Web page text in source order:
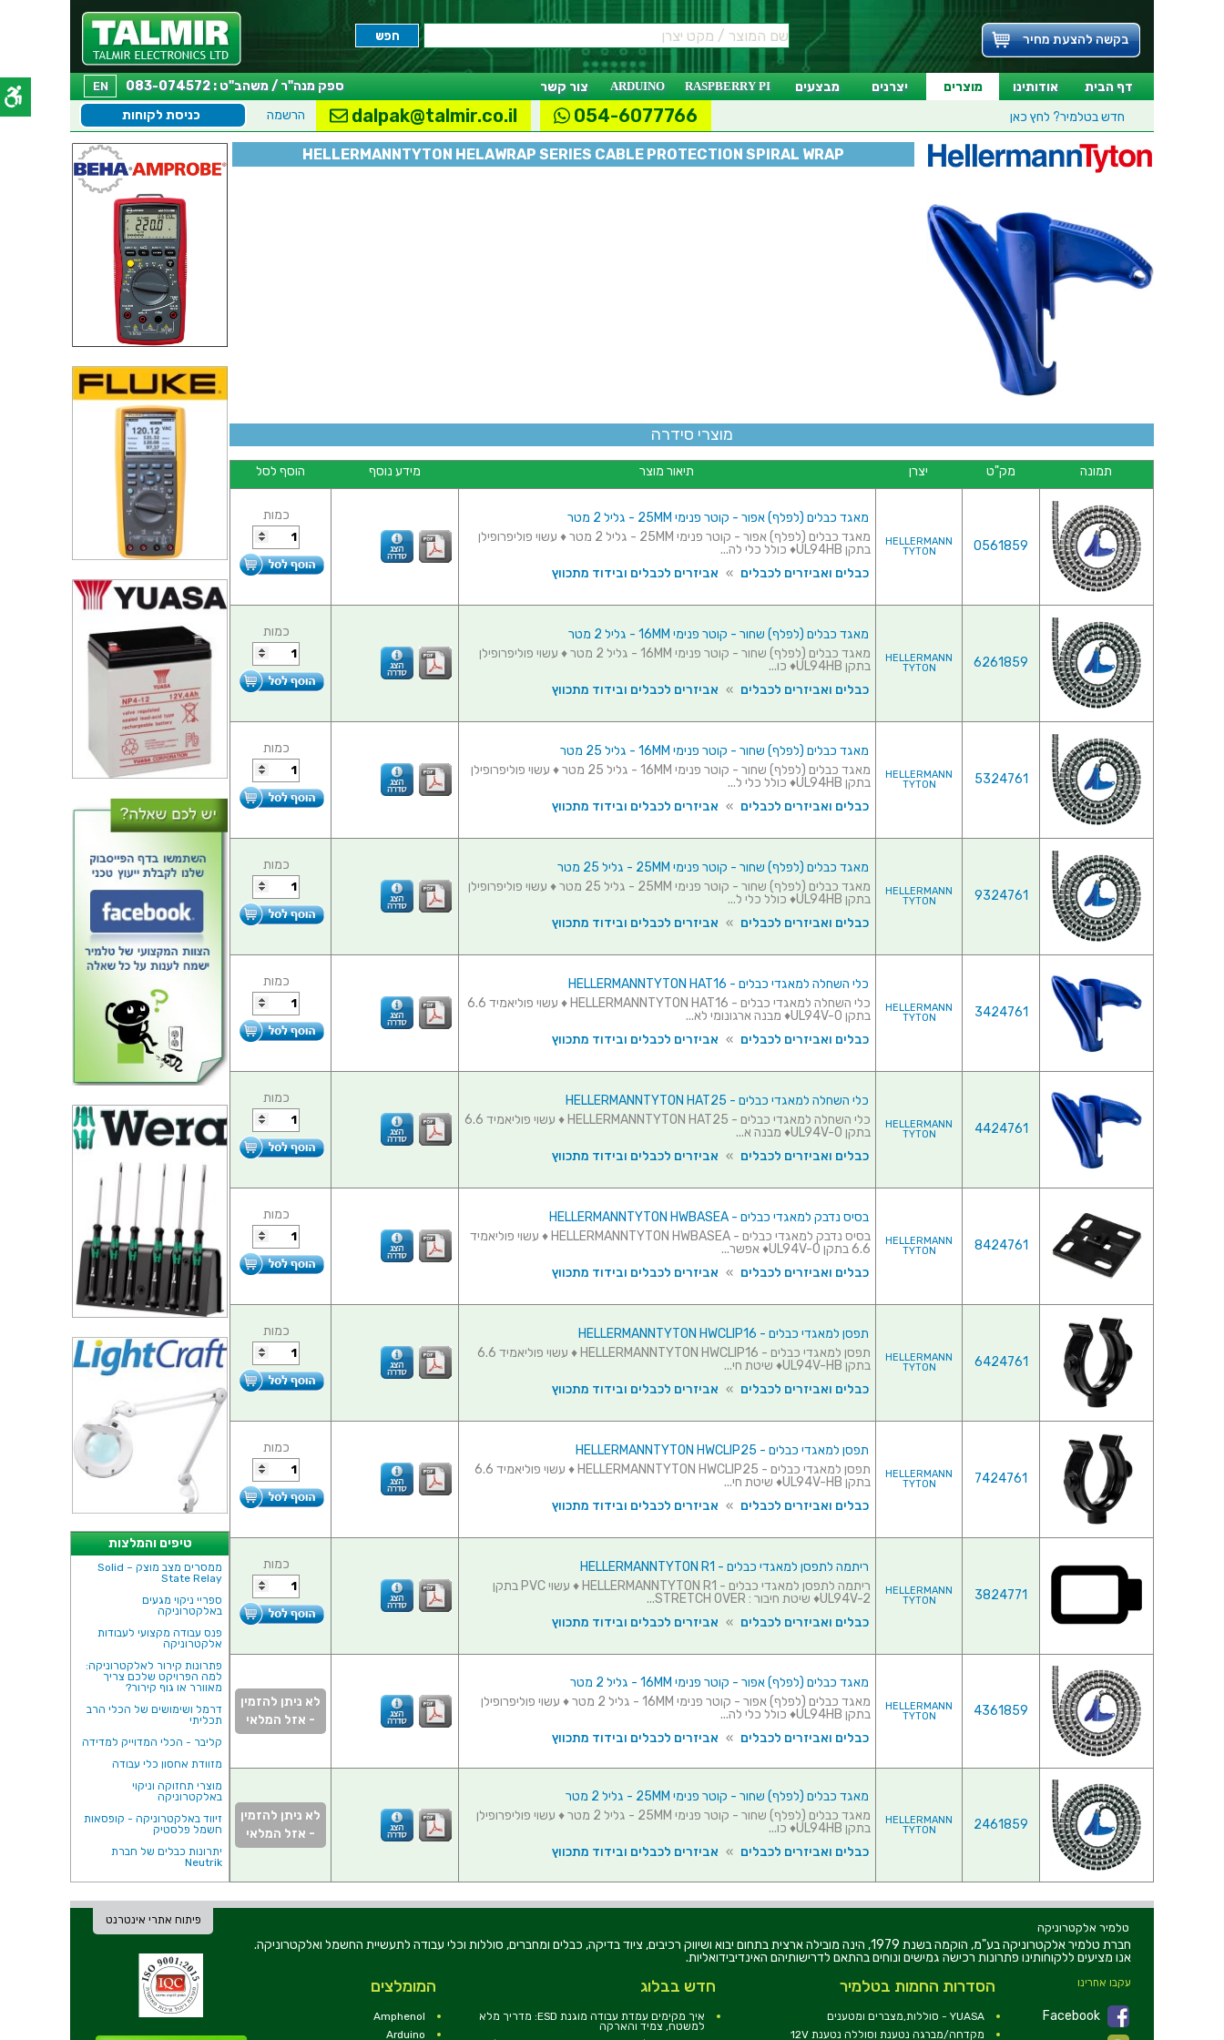
בקשה להצעת מחיר
דף הבית אודותינו מוצרים יצרנים מבצעים RASPBERRY PI
ARDUINO צור קשר EN
ספק מנה"ר / משהב"ט : 083-074572
חדש בטלמיר? לחץ כאן כניסת לקוחות הרשמה dalpak@talmir.co.il 054-6077766
טיפים והמלצות
ממסרים מצב מוצק – Solid
State Relay
ספריי ניקוי מגעים
באלקטרוניקה
פנס עבודה מקצועי לעבודות
אלקטרוניקה
פתרונות קירור לאלקטרוניקה:
למה הפרויקט שלכם צריך
מאוורר או גוף קירור?
דרמל ושימושים של הכלי הרב
תכליתי
קליבר - הכלי המדוייק למדידה
מזוודת אחסון כלי עבודה
מוצרי תחזוקה וניקוי
באלקטרוניקה
זיווד באלקטרוניקה - קופסאות
חשמל פלסטיק
יתרונות כבלים של חברת
Neutrik
HELLERMANNTYTON HELAWRAP SERIES CABLE PROTECTION SPIRAL WRAP
מוצרי סידרה
תמונה מק"ט יצרן תיאור מוצר מידע נוסף הוסף לסל
0561859
HELLERMANN
TYTON
מאגד כבלים (לפלף) אפור - קוטר פנימי 25MM - גליל 2 מטר
מאגד כבלים (לפלף) אפור - קוטר פנימי 25MM - גליל 2 מטר ♦ עשוי פוליפרופילן
בתקן UL94HB♦ כולל כלי לה...
כבלים ואביזרים לכבלים » אביזרים לכבלים ובידוד מתכווץ
כמות
6261859
HELLERMANN
TYTON
מאגד כבלים (לפלף) שחור - קוטר פנימי 16MM - גליל 2 מטר
מאגד כבלים (לפלף) שחור - קוטר פנימי 16MM - גליל 2 מטר ♦ עשוי פוליפרופילן
בתקן UL94HB♦ כו...
כבלים ואביזרים לכבלים » אביזרים לכבלים ובידוד מתכווץ
כמות
5324761
HELLERMANN
TYTON
מאגד כבלים (לפלף) שחור - קוטר פנימי 16MM - גליל 25 מטר
מאגד כבלים (לפלף) שחור - קוטר פנימי 16MM - גליל 25 מטר ♦ עשוי פוליפרופילן
בתקן UL94HB♦ כולל כלי ל...
כבלים ואביזרים לכבלים » אביזרים לכבלים ובידוד מתכווץ
כמות
9324761
HELLERMANN
TYTON
מאגד כבלים (לפלף) שחור - קוטר פנימי 25MM - גליל 25 מטר
מאגד כבלים (לפלף) שחור - קוטר פנימי 25MM - גליל 25 מטר ♦ עשוי פוליפרופילן
בתקן UL94HB♦ כולל כלי ל...
כבלים ואביזרים לכבלים » אביזרים לכבלים ובידוד מתכווץ
כמות
3424761
HELLERMANN
TYTON
כלי השחלה למאגדי כבלים - HELLERMANNTYTON HAT16
כלי השחלה למאגדי כבלים - HELLERMANNTYTON HAT16 ♦ עשוי פוליאמיד 6.6
בתקן UL94V-0♦ מבנה ארגונומי לא...
כבלים ואביזרים לכבלים » אביזרים לכבלים ובידוד מתכווץ
כמות
4424761
HELLERMANN
TYTON
כלי השחלה למאגדי כבלים - HELLERMANNTYTON HAT25
כלי השחלה למאגדי כבלים - HELLERMANNTYTON HAT25 ♦ עשוי פוליאמיד 6.6
בתקן UL94V-0♦ מבנה א...
כבלים ואביזרים לכבלים » אביזרים לכבלים ובידוד מתכווץ
כמות
8424761
HELLERMANN
TYTON
בסיס נדבק למאגדי כבלים - HELLERMANNTYTON HWBASEA
בסיס נדבק למאגדי כבלים - HELLERMANNTYTON HWBASEA ♦ עשוי פוליאמיד
6.6 בתקן UL94V-0♦ אפשר...
כבלים ואביזרים לכבלים » אביזרים לכבלים ובידוד מתכווץ
כמות
6424761
HELLERMANN
TYTON
תפסן למאגדי כבלים - HELLERMANNTYTON HWCLIP16
תפסן למאגדי כבלים - HELLERMANNTYTON HWCLIP16 ♦ עשוי פוליאמיד 6.6
בתקן UL94V-HB♦ שיטת חי...
כבלים ואביזרים לכבלים » אביזרים לכבלים ובידוד מתכווץ
כמות
7424761
HELLERMANN
TYTON
תפסן למאגדי כבלים - HELLERMANNTYTON HWCLIP25
תפסן למאגדי כבלים - HELLERMANNTYTON HWCLIP25 ♦ עשוי פוליאמיד 6.6
בתקן UL94V-HB♦ שיטת חי...
כבלים ואביזרים לכבלים » אביזרים לכבלים ובידוד מתכווץ
כמות
3824771
HELLERMANN
TYTON
ריתמה לתפסן למאגדי כבלים - HELLERMANNTYTON R1
ריתמה לתפסן למאגדי כבלים - HELLERMANNTYTON R1 ♦ עשוי PVC בתקן
UL94V-2♦ שיטת חיבור : STRETCH OVER...
כבלים ואביזרים לכבלים » אביזרים לכבלים ובידוד מתכווץ
כמות
4361859
HELLERMANN
TYTON
מאגד כבלים (לפלף) אפור - קוטר פנימי 16MM - גליל 2 מטר
מאגד כבלים (לפלף) אפור - קוטר פנימי 16MM - גליל 2 מטר ♦ עשוי פוליפרופילן
בתקן UL94HB♦ כולל כלי לה...
כבלים ואביזרים לכבלים » אביזרים לכבלים ובידוד מתכווץ
לא ניתן להזמין
- אזל המלאי
2461859
HELLERMANN
TYTON
מאגד כבלים (לפלף) שחור - קוטר פנימי 25MM - גליל 2 מטר
מאגד כבלים (לפלף) שחור - קוטר פנימי 25MM - גליל 2 מטר ♦ עשוי פוליפרופילן
בתקן UL94HB♦ כו...
כבלים ואביזרים לכבלים » אביזרים לכבלים ובידוד מתכווץ
לא ניתן להזמין
- אזל המלאי
פיתוח אתרי אינטרנט
טלמיר אלקטרוניקה
חברת טלמיר אלקטרוניקה בע"מ, הוקמה בשנת 1979, הינה מובילה ארצית בתחום יבוא ושיווק רכיבים, ציוד בדיקה, כבלים ומחברים, סוללות וכלי עבודה לתעשיית החשמל ואלקטרוניקה.
אנו מציעים ללקוחותינו פתרונות רכישה גמישים ונוחים בהתאם לדרישותיהם האינדיבידואליות.
עקבו אחרינו
Facebook
המומלצים
Amphenol
Arduino
חדש בבלוג
איך מקימים עמדת עבודה מוגנת ESD: מדריך מלא
למשטח, צמיד והארקה
הסדרות החמות בטלמיר
YUASA - סוללות,מצברים ומטענים
מקדחה/מברגה נטענת וסוללה נטענת 12V